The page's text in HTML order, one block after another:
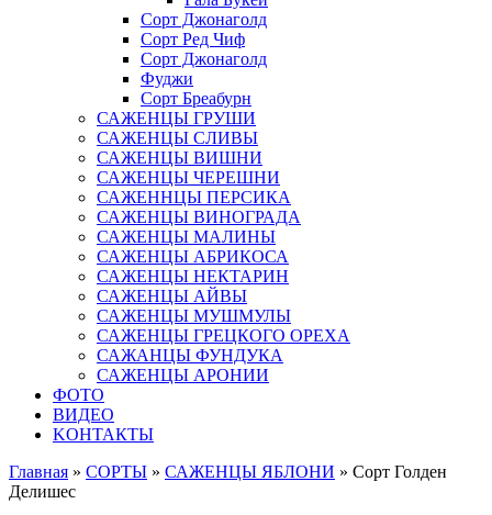
Сорт Джонаголд
Сорт Ред Чиф
Сорт Джонаголд
Фуджи
Сорт Бреабурн
САЖЕНЦЫ ГРУШИ
САЖЕНЦЫ СЛИВЫ
САЖЕНЦЫ ВИШНИ
САЖЕНЦЫ ЧЕРЕШНИ
САЖЕННЦЫ ПЕРСИКА
САЖЕНЦЫ ВИНОГРАДА
САЖЕНЦЫ МАЛИНЫ
САЖЕНЦЫ АБРИКОСА
САЖЕНЦЫ НЕКТАРИН
САЖЕНЦЫ АЙВЫ
САЖЕНЦЫ МУШМУЛЫ
САЖЕНЦЫ ГРЕЦКОГО ОРЕХА
САЖАНЦЫ ФУНДУКА
САЖЕНЦЫ АРОНИИ
ФОТО
ВИДЕО
KОНТАКТЫ
Вы здесь
Главная » СОРТЫ » САЖЕНЦЫ ЯБЛОНИ » Сорт Голден
Делишес